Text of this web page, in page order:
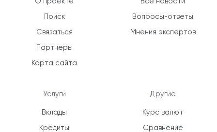
Поиск
Связаться
Партнеры
Карта сайта
Услуги
Вклады
Кредиты
Вопросы-ответы
Мнения экспертов
Другие
Курс валют
Сравнение